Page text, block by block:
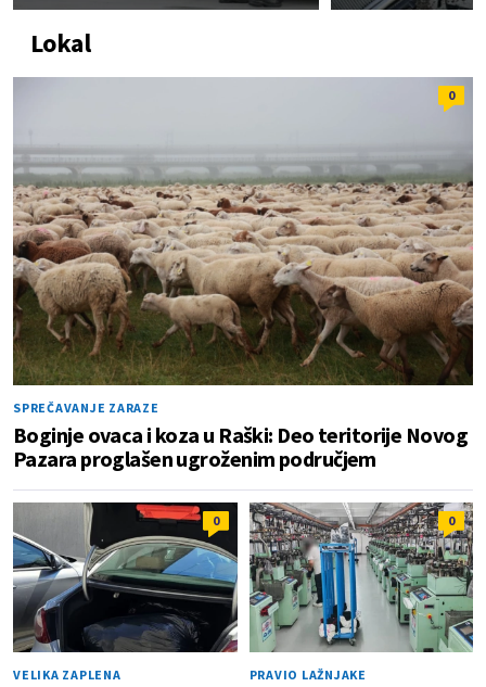
Lokal
0
SPREČAVANJE ZARAZE
Boginje ovaca i koza u Raški: Deo teritorije Novog
Pazara proglašen ugroženim područjem
0
VELIKA ZAPLENA
0
PRAVIO LAŽNJAKE